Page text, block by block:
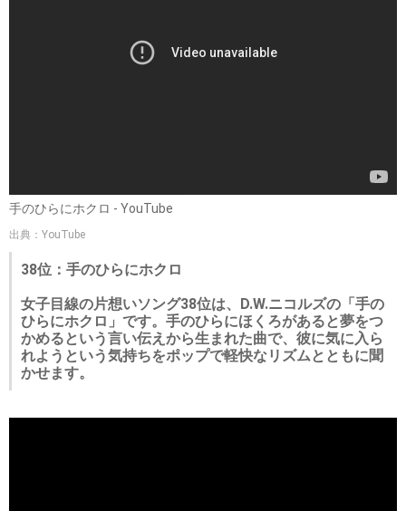
手のひらにホクロ - YouTube
出典：YouTube
38位：手のひらにホクロ
女子目線の片想いソング38位は、D.W.ニコルズの「手の
ひらにホクロ」です。手のひらにほくろがあると夢をつ
かめるという言い伝えから生まれた曲で、彼に気に入ら
れようという気持ちをポップで軽快なリズムとともに聞
かせます。